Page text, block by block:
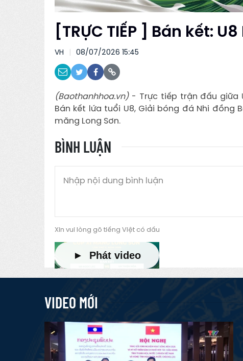
► Phát video
[TRỰC TIẾP ] Bán kết:
VH
08/07/2026 15:45
(Baothanhhoa.vn)- Trực tiếp trận đấu giữa
Bán kết lứa tuổi U8, Giải bóng đá Nhi đồng
măng Long Sơn.
BÌNH LUẬN
Xin vui lòng gõ tiếng Việt có dấu
VIDEO MỚI